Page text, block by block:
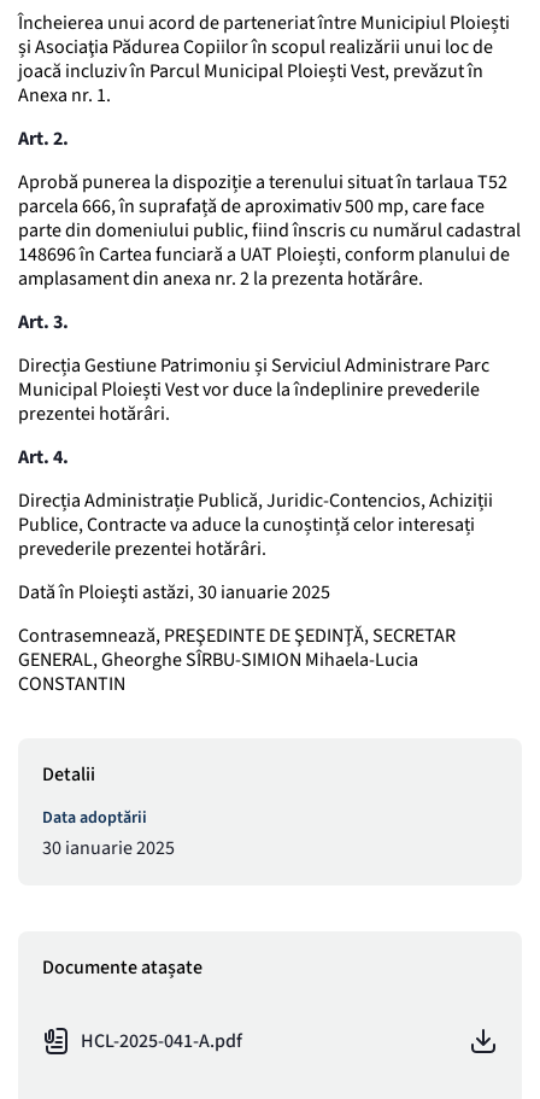
Încheierea unui acord de parteneriat între Municipiul Ploiești
și Asociaţia Pădurea Copiilor în scopul realizării unui loc de
joacă incluziv în Parcul Municipal Ploiești Vest, prevăzut în
Anexa nr. 1.
Art. 2.
Aprobă punerea la dispoziție a terenului situat în tarlaua T52
parcela 666, în suprafață de aproximativ 500 mp, care face
parte din domeniului public, fiind înscris cu numărul cadastral
148696 în Cartea funciară a UAT Ploiești, conform planului de
amplasament din anexa nr. 2 la prezenta hotărâre.
Art. 3.
Direcția Gestiune Patrimoniu și Serviciul Administrare Parc
Municipal Ploiești Vest vor duce la îndeplinire prevederile
prezentei hotărâri.
Art. 4.
Direcția Administrație Publică, Juridic-Contencios, Achiziții
Publice, Contracte va aduce la cunoștință celor interesați
prevederile prezentei hotărâri.
Dată în Ploieşti astăzi, 30 ianuarie 2025
Contrasemnează, PREŞEDINTE DE ŞEDINŢĂ, SECRETAR
GENERAL, Gheorghe SÎRBU-SIMION Mihaela-Lucia
CONSTANTIN
Detalii
Data adoptării
30 ianuarie 2025
Documente atașate
HCL-2025-041-A.pdf